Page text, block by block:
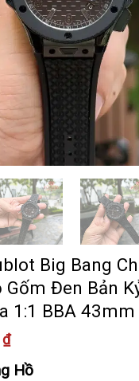
Big Bang
Gốm Đen Bản
1:1 BBA 43mm
₫
Hồ